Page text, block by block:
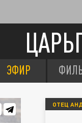
ЭФИР
ОТЕЦ